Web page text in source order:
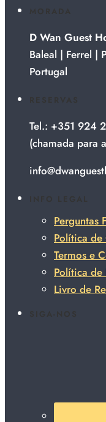
D Wan Guest
Baleal | Ferrel |
Portugal
Tel.: +351 924
(chamada para
Perguntas
Política de
Termos e
Política
Livro de